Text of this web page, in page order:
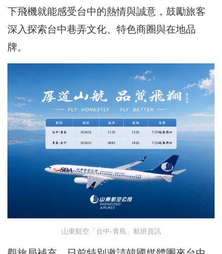
下飛機就能感受台中的熱情與誠意，鼓勵旅客
深入探索台中巷弄文化、特色商圈與在地品
牌。
山東航空「台中-青島」航班資訊